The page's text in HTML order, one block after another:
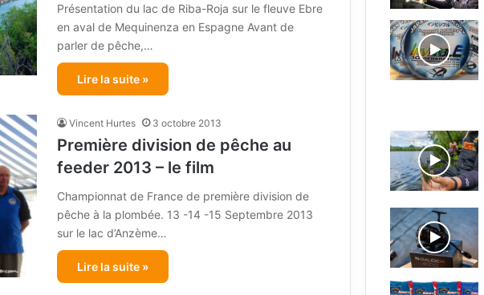
Présentation du lac de Riba-Roja sur le fleuve Ebre
en aval de Mequinenza en Espagne Avant de
parler de pêche,…
Lire la suite »
Vincent Hurtes 3 octobre 2013
Première division de pêche au
feeder 2013 – le film
Championnat de France de première division de
pêche à la plombée. 13 -14 -15 Septembre 2013
sur le lac d’Anzème…
Lire la suite »